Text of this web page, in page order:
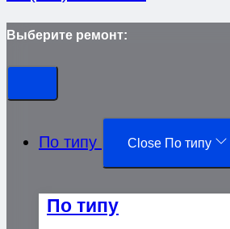
Выберите ремонт:
По типу Close По типу
По типу